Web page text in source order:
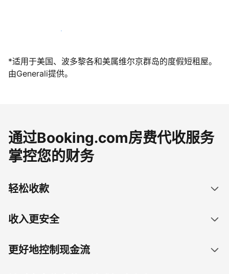
立即与我们一起迎接客人
*适用于美国、波多黎各和美属维尔京群岛的度假短租屋。
由Generali提供。
通过Booking.com房费代收服务
掌控您的财务
轻松收款
收入更安全
更好地控制现金流